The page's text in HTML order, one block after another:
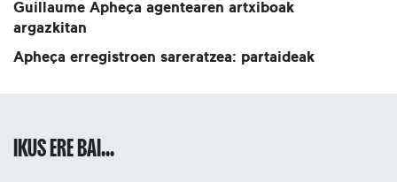
Guillaume Apheça agentearen artxiboak
argazkitan
Apheça erregistroen sareratzea: partaideak
IKUS ERE BAI...